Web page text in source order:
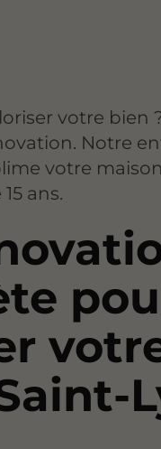
votre bien
Notre
votre
ans.